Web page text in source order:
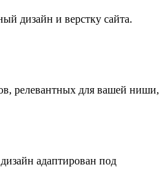
дизайн и верстку сайта.
релевантных для вашей ниши,
адаптирован под